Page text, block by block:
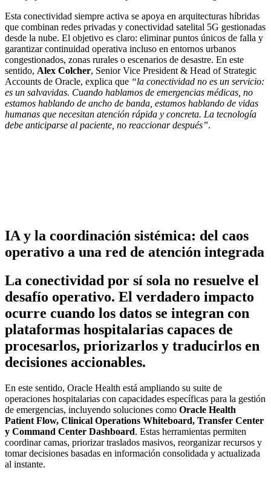
Esta conectividad siempre activa se apoya en arquitecturas híbridas
que combinan redes privadas y conectividad satelital 5G gestionadas
desde la nube. El objetivo es claro: eliminar puntos únicos de falla y
garantizar continuidad operativa incluso en entornos urbanos
congestionados, zonas rurales o escenarios de desastre. En este
sentido, Alex Colcher, Senior Vice President & Head of Strategic
Accounts de Oracle, explica que “la conectividad no es un servicio:
es un salvavidas. Cuando hablamos de emergencias médicas, no
estamos hablando de ancho de banda, estamos hablando de vidas
humanas que necesitan atención rápida y concreta. La tecnología
debe anticiparse al paciente, no reaccionar después”.
IA y la coordinación sistémica: del caos
operativo a una red de atención integrada
La conectividad por sí sola no resuelve el
desafío operativo. El verdadero impacto
ocurre cuando los datos se integran con
plataformas hospitalarias capaces de
procesarlos, priorizarlos y traducirlos en
decisiones accionables.
En este sentido, Oracle Health está ampliando su suite de
operaciones hospitalarias con capacidades específicas para la gestión
de emergencias, incluyendo soluciones como Oracle Health
Patient Flow, Clinical Operations Whiteboard, Transfer Center
y Command Center Dashboard. Estas herramientas permiten
coordinar camas, priorizar traslados masivos, reorganizar recursos y
tomar decisiones basadas en información consolidada y actualizada
al instante.